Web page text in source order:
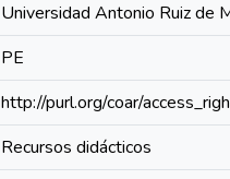
Universidad Antonio Ruiz de
PE
http://purl.org/coar/
Recursos didácticos